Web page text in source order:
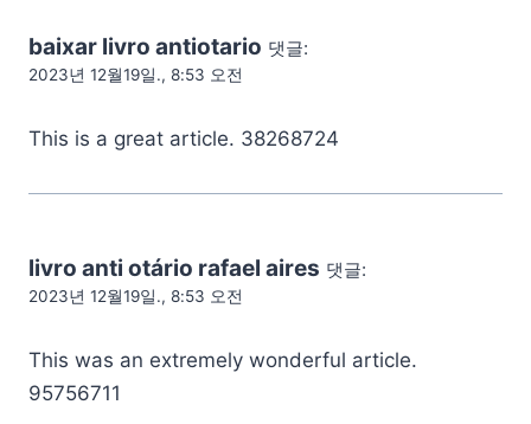
baixar livro antiotario 댓글:
2023년 12월19일., 8:53 오전
This is a great article. 38268724
livro anti otário rafael aires 댓글:
2023년 12월19일., 8:53 오전
This was an extremely wonderful article.
95756711